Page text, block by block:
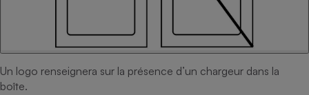
Un logo renseignera sur la présence d’un chargeur dans la
boîte.
Robot ménager